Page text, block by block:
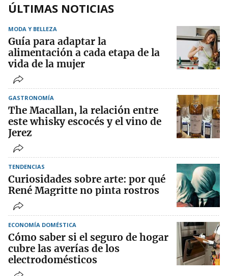
ÚLTIMAS NOTICIAS
MODA Y BELLEZA
Guía para adaptar la
alimentación a cada etapa de la
vida de la mujer
GASTRONOMÍA
The Macallan, la relación entre
este whisky escocés y el vino de
Jerez
TENDENCIAS
Curiosidades sobre arte: por qué
René Magritte no pinta rostros
ECONOMÍA DOMÉSTICA
Cómo saber si el seguro de hogar
cubre las averías de los
electrodomésticos